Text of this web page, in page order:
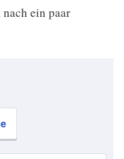
ein paar